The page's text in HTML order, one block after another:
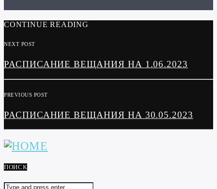
CONTINUE READING
NEXT POST
РАСПИСАНИЕ ВЕЩАНИЯ НА 1.06.2023
PREVIOUS POST
РАСПИСАНИЕ ВЕЩАНИЯ НА 30.05.2023
ПОИСК